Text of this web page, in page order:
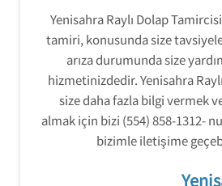
Yenisahra Raylı Dolap
tamiri, konusunda size
arıza durumunda size
hizmetinizdedir. Yenisahra
size daha fazla bilgi vermek
almak için bizi (554) 858-1312-
bizimle iletişime